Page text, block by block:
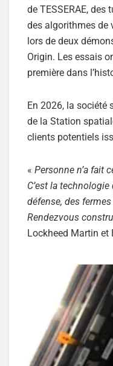
de TESSERAE,
des algorithmes de
lors de deux
Origin. Les essais
première dans
En 2026, la société
de la Station
clients potentiels
« Personne n’a fait
C’est la
défense, des
Rendezvous
Lockheed Martin et